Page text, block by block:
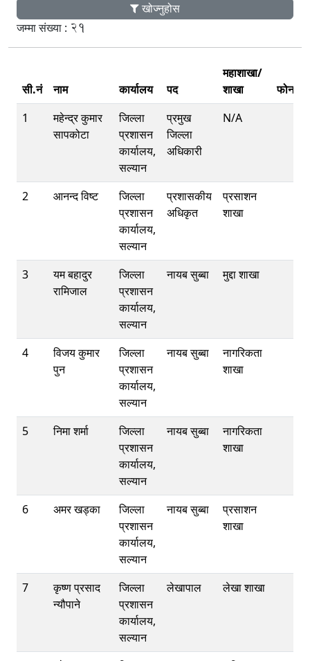
खोज्नुहोस
जम्मा संख्या : 21
सी.नं नाम कार्यालय पद
महाशाखा/
शाखा
फोन
1
महेन्द्र कुमार
सापकोटा
जिल्ला
प्रशासन
कार्यालय,
सल्यान
प्रमुख
जिल्ला
अधिकारी
N/A
2 आनन्द विष्ट
जिल्ला
प्रशासन
कार्यालय,
सल्यान
प्रशासकीय
अधिकृत
प्रसाशन
शाखा
3
यम बहादुर
रामिजाल
जिल्ला
प्रशासन
कार्यालय,
सल्यान
नायब सुब्बा मुद्दा शाखा
4
विजय कुमार
पुन
जिल्ला
प्रशासन
कार्यालय,
सल्यान
नायब सुब्बा
नागरिकता
शाखा
5 निमा शर्मा
जिल्ला
प्रशासन
कार्यालय,
सल्यान
नायब सुब्बा
नागरिकता
शाखा
6 अमर खड्का
जिल्ला
प्रशासन
कार्यालय,
सल्यान
नायब सुब्बा
प्रसाशन
शाखा
7
कृष्ण प्रसाद
न्यौपाने
जिल्ला
प्रशासन
कार्यालय,
सल्यान
लेखापाल लेखा शाखा